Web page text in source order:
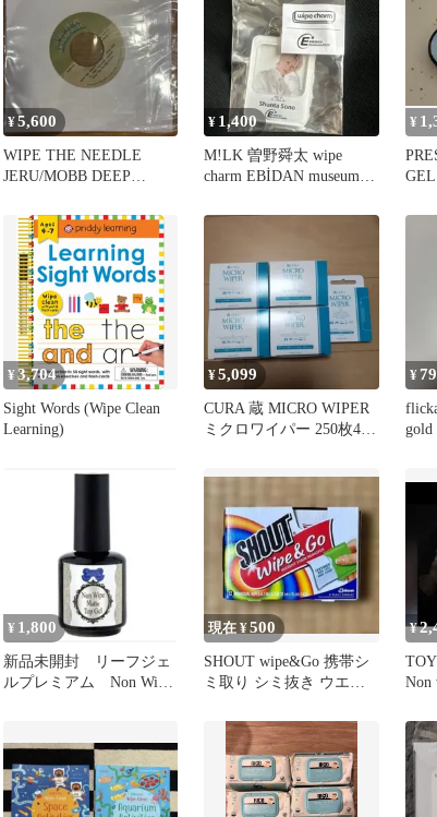
¥5,600
WIPE THE NEEDLE
JERU/MOBB DEEP
¥ 1,400
M!LK 曽野舜太 wipe
charm EBİDAN museum
¥
¥3,704
Sight Words (Wipe Clean
Learning)
¥5,099
CURA 蔵 MICRO WIPER
ミクロワイパー 250枚4
¥
¥ 1,800
新品未開封 リーフジェ
ルプレミアム Non Wipe
現在 ¥500
SHOUT wipe&Go 携帯シ
ミ取り シミ抜き ウエッ
¥
Non